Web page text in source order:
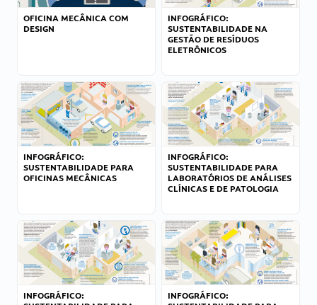
OFICINA MECÂNICA COM
DESIGN
INFOGRÁFICO:
SUSTENTABILIDADE NA
GESTÃO DE RESÍDUOS
ELETRÔNICOS
INFOGRÁFICO:
SUSTENTABILIDADE PARA
OFICINAS MECÂNICAS
INFOGRÁFICO:
SUSTENTABILIDADE PARA
LABORATÓRIOS DE ANÁLISES
CLÍNICAS E DE PATOLOGIA
INFOGRÁFICO:
INFOGRÁFICO: